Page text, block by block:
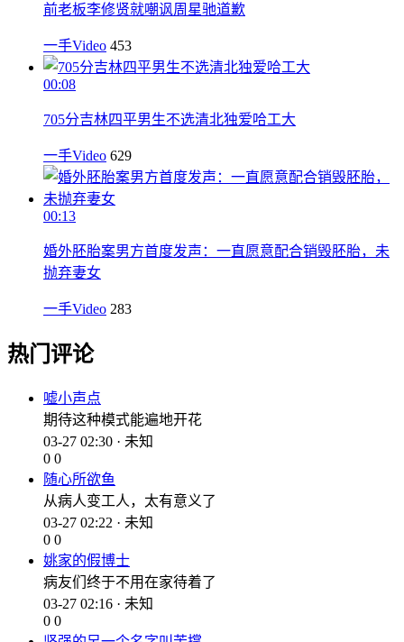
前老板李修贤就嘲讽周星驰道歉
一手Video 453
00:08
705分吉林四平男生不选清北独爱哈工大
一手Video 629
00:13
婚外胚胎案男方首度发声：一直愿意配合销毁胚胎，未
抛弃妻女
一手Video 283
热门评论
嘘小声点
期待这种模式能遍地开花
03-27 02:30 · 未知
0 0
随心所欲鱼
从病人变工人，太有意义了
03-27 02:22 · 未知
0 0
姚家的假博士
病友们终于不用在家待着了
03-27 02:16 · 未知
0 0